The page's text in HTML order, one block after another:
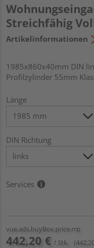
Streichfähig
Artikelinformationen
1985x860x40mm DIN
Profilzylinder 55mm
Länge
DIN Richtung
Services
vue.ads.buyBox.price.rrp
442,20 € / Stk.